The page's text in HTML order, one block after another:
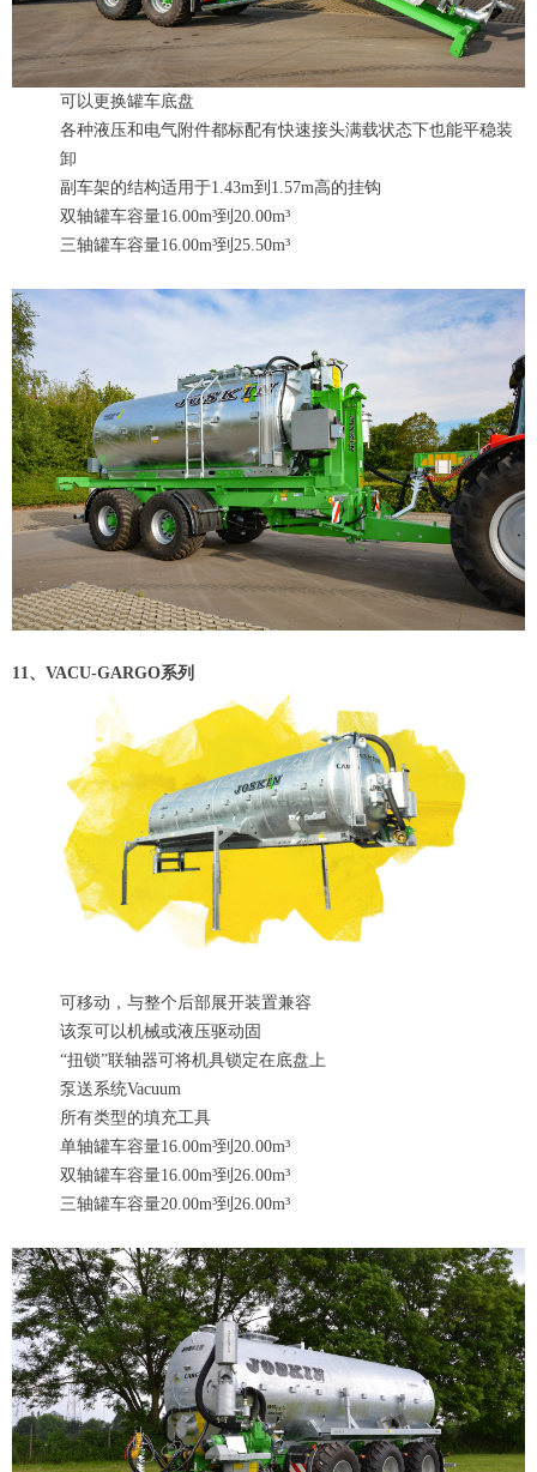
可以更换罐车底盘
各种液压和电气附件都标配有快速接头满载状态下也能平稳装
卸
副车架的结构适用于1.43m到1.57m高的挂钩
双轴罐车容量16.00m³到20.00m³
三轴罐车容量16.00m³到25.50m³
11、VACU-GARGO系列
可移动，与整个后部展开装置兼容
该泵可以机械或液压驱动固
“扭锁”联轴器可将机具锁定在底盘上
泵送系统Vacuum
所有类型的填充工具
单轴罐车容量16.00m³到20.00m³
双轴罐车容量16.00m³到26.00m³
三轴罐车容量20.00m³到26.00m³